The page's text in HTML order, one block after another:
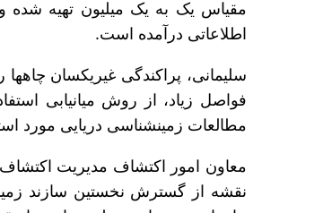
اطلاعاتی درآمده است.
مطالعات زمین‎شناسی دریایی مورد استفاده بسیاری از سازمان‎ها و شرکت‎های مرتبط قرار گیرد.
معاون امور اکتشاف مدیریت